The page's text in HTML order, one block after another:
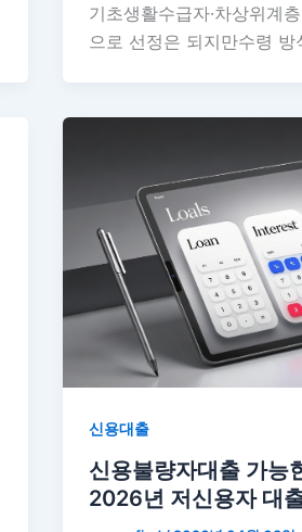
기초생활수급자·차상위계
으로 선정은 되지만수령 방
신용대출
신용불량자대출 가능
2026년 저신용자 대